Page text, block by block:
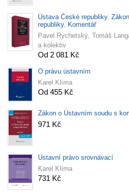
Ústava České republiky.
republiky. Komentář
Pavel Rychetský, Tomáš
a kolektiv
Od 2 081 Kč
O právu ústavním
Karel Klíma
Od 455 Kč
Zákon o Ústavním soudu s
971 Kč
Ústavní právo srovnávací
Karel Klíma
731 Kč